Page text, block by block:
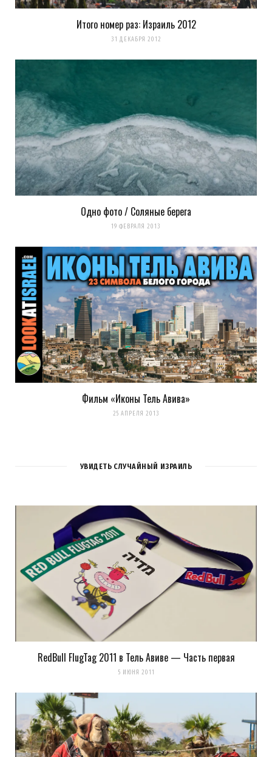
последующих моих комментариев.
Уведомить меня о новых комментариях по email.
Уведомлять меня о новых записях почтой.
Оповещать о новых
комментариях. А можно простоподписаться на комментарии
Итого номер раз: Израиль 2012
31 ДЕКАБРЯ 2012
Одно фото / Соляные берега
19 ФЕВРАЛЯ 2013
Фильм «Иконы Тель Авива»
25 АПРЕЛЯ 2013
УВИДЕТЬ СЛУЧАЙНЫЙ ИЗРАИЛЬ
RedBull FlugTag 2011 в Тель Авиве — Часть первая
5 ИЮНЯ 2011